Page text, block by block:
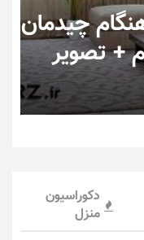
چیدمان
+ تصویر
دکوراسیون
منزل